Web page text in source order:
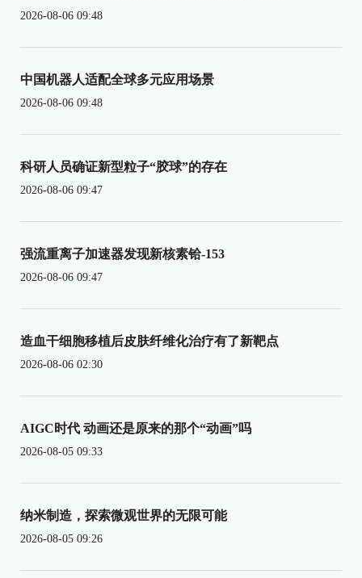
2026-08-06 09:48
中国机器人适配全球多元应用场景
2026-08-06 09:48
科研人员确证新型粒子“胶球”的存在
2026-08-06 09:47
强流重离子加速器发现新核素铪-153
2026-08-06 09:47
造血干细胞移植后皮肤纤维化治疗有了新靶点
2026-08-06 02:30
AIGC时代 动画还是原来的那个“动画”吗
2026-08-05 09:33
纳米制造，探索微观世界的无限可能
2026-08-05 09:26